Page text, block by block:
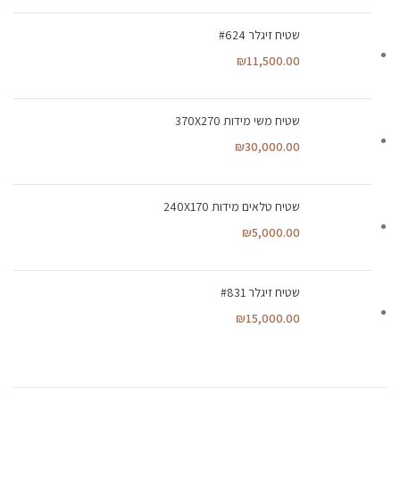
שטיח זיגלר #624
₪11,500.00
שטיח משי מידות 370X270
₪30,000.00
שטיח טלאים מידות 240X170
₪5,000.00
שטיח זיגלר #831
₪15,000.00